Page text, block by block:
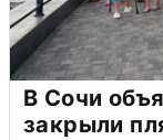
В Сочи
закрыли